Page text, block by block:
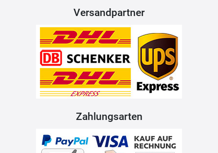
Versandpartner
Zahlungsarten